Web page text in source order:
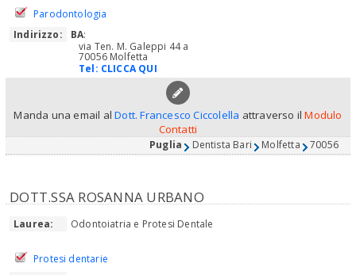
Parodontologia
Indirizzo:
BA:
via Ten. M. Galeppi 44 a
70056 Molfetta
Tel: CLICCA QUI
Manda una email alDott. Francesco Ciccolella attraverso ilModulo
Contatti
Puglia Dentista Bari Molfetta 70056
DOTT.SSA ROSANNA URBANO
Laurea: Odontoiatria e Protesi Dentale
Protesi dentarie